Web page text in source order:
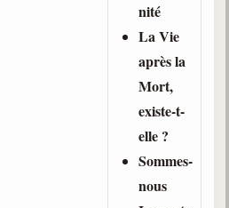
nité
La Vie
après la
Mort,
existe-t-
elle ?
Sommes-
nous